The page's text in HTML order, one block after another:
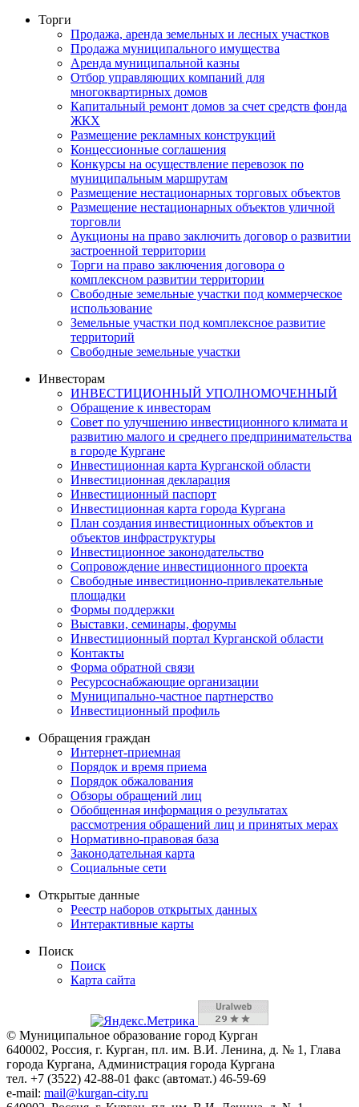
Торги
Продажа, аренда земельных и лесных участков
Продажа муниципального имущества
Аренда муниципальной казны
Отбор управляющих компаний для
многоквартирных домов
Капитальный ремонт домов за счет средств фонда
ЖКХ
Размещение рекламных конструкций
Концессионные соглашения
Конкурсы на осуществление перевозок по
муниципальным маршрутам
Размещение нестационарных торговых объектов
Размещение нестационарных объектов уличной
торговли
Аукционы на право заключить договор о развитии
застроенной территории
Торги на право заключения договора о
комплексном развитии территории
Свободные земельные участки под коммерческое
использование
Земельные участки под комплексное развитие
территорий
Свободные земельные участки
Инвесторам
ИНВЕСТИЦИОННЫЙ УПОЛНОМОЧЕННЫЙ
Обращение к инвесторам
Совет по улучшению инвестиционного климата и
развитию малого и среднего предпринимательства
в городе Кургане
Инвестиционная карта Курганской области
Инвестиционная декларация
Инвестиционный паспорт
Инвестиционная карта города Кургана
План создания инвестиционных объектов и
объектов инфраструктуры
Инвестиционное законодательство
Сопровождение инвестиционного проекта
Свободные инвестиционно-привлекательные
площадки
Формы поддержки
Выставки, семинары, форумы
Инвестиционный портал Курганской области
Контакты
Форма обратной связи
Ресурсоснабжающие организации
Муниципально-частное партнерство
Инвестиционный профиль
Обращения граждан
Интернет-приемная
Порядок и время приема
Порядок обжалования
Обзоры обращений лиц
Обобщенная информация о результатах
рассмотрения обращений лиц и принятых мерах
Нормативно-правовая база
Законодательная карта
Социальные сети
Открытые данные
Реестр наборов открытых данных
Интерактивные карты
Поиск
Поиск
Карта сайта
© Муниципальное образование город Курган
640002, Россия, г. Курган, пл. им. В.И. Ленина, д. № 1, Глава
города Кургана, Администрация города Кургана
тел. +7 (3522) 42-88-01 факс (автомат.) 46-59-69
e-mail: mail@kurgan-city.ru